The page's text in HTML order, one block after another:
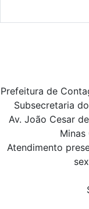
Prefeitura de
Subsecretaria
Av. João Cesar
Minas
Atendimento